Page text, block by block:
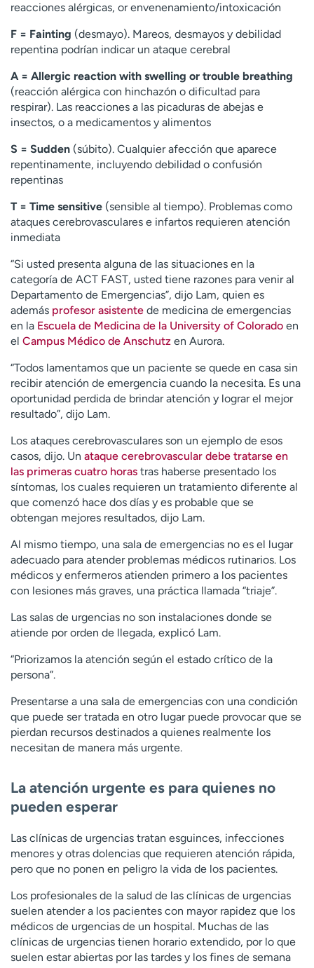
reacciones alérgicas, or envenenamiento/intoxicación
F = Fainting (desmayo). Mareos, desmayos y debilidad
repentina podrían indicar un ataque cerebral
A = Allergic reaction with swelling or trouble breathing
(reacción alérgica con hinchazón o dificultad para
respirar). Las reacciones a las picaduras de abejas e
insectos, o a medicamentos y alimentos
S = Sudden (súbito). Cualquier afección que aparece
repentinamente, incluyendo debilidad o confusión
repentinas
T = Time sensitive (sensible al tiempo). Problemas como
ataques cerebrovasculares e infartos requieren atención
inmediata
“Si usted presenta alguna de las situaciones en la
categoría de ACT FAST, usted tiene razones para venir al
Departamento de Emergencias”, dijo Lam, quien es
además profesor asistente de medicina de emergencias
en la Escuela de Medicina de la University of Colorado en
el Campus Médico de Anschutz en Aurora.
“Todos lamentamos que un paciente se quede en casa sin
recibir atención de emergencia cuando la necesita. Es una
oportunidad perdida de brindar atención y lograr el mejor
resultado”, dijo Lam.
Los ataques cerebrovasculares son un ejemplo de esos
casos, dijo. Un ataque cerebrovascular debe tratarse en
las primeras cuatro horas tras haberse presentado los
síntomas, los cuales requieren un tratamiento diferente al
que comenzó hace dos días y es probable que se
obtengan mejores resultados, dijo Lam.
Al mismo tiempo, una sala de emergencias no es el lugar
adecuado para atender problemas médicos rutinarios. Los
médicos y enfermeros atienden primero a los pacientes
con lesiones más graves, una práctica llamada “triaje”.
Las salas de urgencias no son instalaciones donde se
atiende por orden de llegada, explicó Lam.
“Priorizamos la atención según el estado crítico de la
persona”.
Presentarse a una sala de emergencias con una condición
que puede ser tratada en otro lugar puede provocar que se
pierdan recursos destinados a quienes realmente los
necesitan de manera más urgente.
La atención urgente es para quienes no
pueden esperar
Las clínicas de urgencias tratan esguinces, infecciones
menores y otras dolencias que requieren atención rápida,
pero que no ponen en peligro la vida de los pacientes.
Los profesionales de la salud de las clínicas de urgencias
suelen atender a los pacientes con mayor rapidez que los
médicos de urgencias de un hospital. Muchas de las
clínicas de urgencias tienen horario extendido, por lo que
suelen estar abiertas por las tardes y los fines de semana